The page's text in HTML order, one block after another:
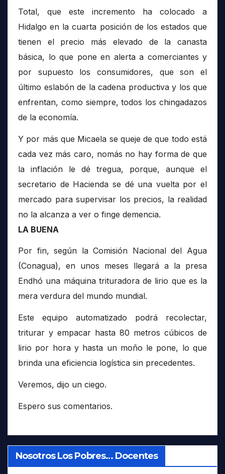
Total, que este incremento ha colocado a
Hidalgo en la cuarta posición de los estados que
tienen el precio más elevado de la canasta
básica, lo que pone en alerta a comerciantes y
por supuesto los consumidores, que son el
último eslabón de la cadena productiva y los que
enfrentan, como siempre, todos los chingadazos
de la economía.
Y por más que Micaela se queje de que todo está
cada vez más caro, nomás no hay forma de que
la inflación le dé tregua, porque, aunque el
secretario de Hacienda se dé una vuelta por el
mercado para supervisar los precios, la realidad
no la alcanza a ver o finge demencia.
LA BUENA
Por fin, según la Comisión Nacional del Agua
(Conagua), en unos meses llegará a la presa
Endhó una máquina trituradora de lirio que es la
mera verdura del mundo mundial.
Este equipo automatizado podrá recolectar,
triturar y empacar hasta 80 metros cúbicos de
lirio por hora y hasta un moño le pone, lo que
brinda una eficiencia logística sin precedentes.
Veremos, dijo un ciego.
Espero sus comentarios.
Nosotros Los Pobres… Docentes